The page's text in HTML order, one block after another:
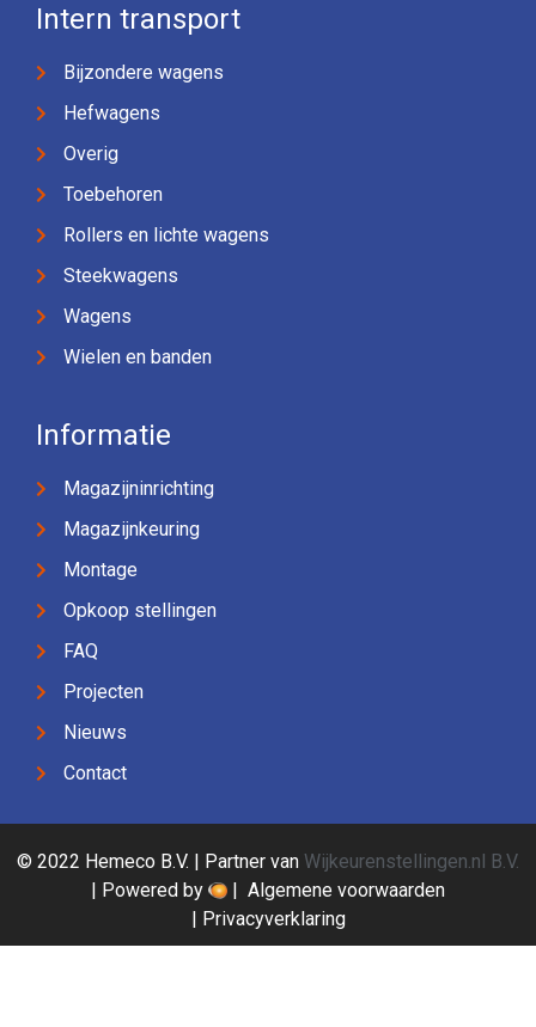
Intern transport
Bijzondere wagens
Hefwagens
Overig
Toebehoren
Rollers en lichte wagens
Steekwagens
Wagens
Wielen en banden
Informatie
Magazijninrichting
Magazijnkeuring
Montage
Opkoop stellingen
FAQ
Projecten
Nieuws
Contact
© 2022 Hemeco B.V. | Partner van Wijkeurenstellingen.nl B.V.
| Powered by
| Algemene voorwaarden
| Privacyverklaring